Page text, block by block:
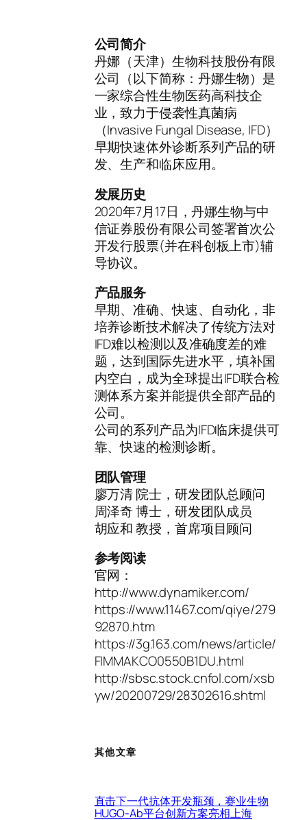
公司简介
丹娜（天津）生物科技股份有限
公司（以下简称：丹娜生物）是
一家综合性生物医药高科技企
业，致力于侵袭性真菌病
（Invasive Fungal Disease, IFD）
早期快速体外诊断系列产品的研
发、生产和临床应用。
发展历史
2020年7月17日，丹娜生物与中
信证券股份有限公司签署首次公
开发行股票(并在科创板上市)辅
导协议。
产品服务
早期、准确、快速、自动化，非
培养诊断技术解决了传统方法对
IFD难以检测以及准确度差的难
题，达到国际先进水平，填补国
内空白，成为全球提出IFD联合检
测体系方案并能提供全部产品的
公司。
公司的系列产品为IFD临床提供可
靠、快速的检测诊断。
团队管理
廖万清 院士，研发团队总顾问
周泽奇 博士，研发团队成员
胡应和 教授，首席项目顾问
参考阅读
官网：
http://www.dynamiker.com/
https://www.11467.com/qiye/279
92870.htm
https://3g.163.com/news/article/
FIMMAKCO0550B1DU.html
http://sbsc.stock.cnfol.com/xsb
yw/20200729/28302616.shtml
其他文章
直击下一代抗体开发瓶颈，赛业生物
HUGO-Ab平台创新方案亮相上海